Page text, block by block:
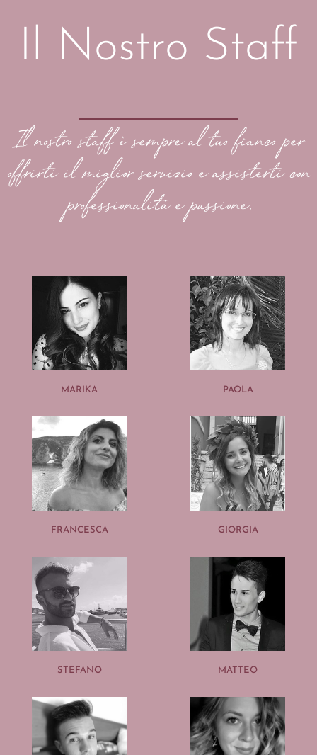
Il Nostro Staff
Il nostro staff è sempre al tuo fianco per
offrirti il miglior servizio e assisterti con
professionalità e passione.
MARIKA PAOLA
FRANCESCA GIORGIA
STEFANO MATTEO